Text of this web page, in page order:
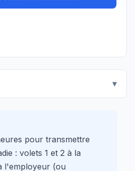
pour transmettre
: volets 1 et 2 à la
l'employeur (ou